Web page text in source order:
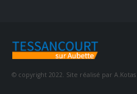
© copyright 2022. Site réalisé par A.Kotas